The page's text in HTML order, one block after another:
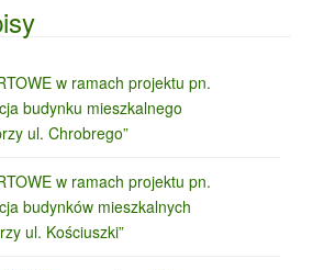
w ramach projektu pn.
budynku mieszkalnego
ul. Chrobrego”
w ramach projektu pn.
budynków mieszkalnych
ul. Kościuszki”